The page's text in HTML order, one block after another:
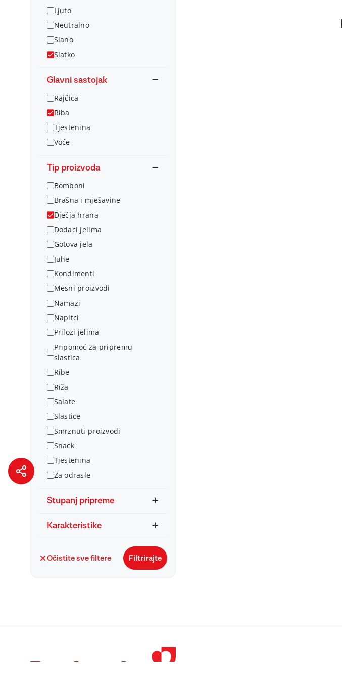
Ljuto
Neutralno
Slano
Slatko
Glavni sastojak
Rajčica
Riba
Tjestenina
Voće
Tip proizvoda
Bomboni
Brašna i mješavine
Dječja hrana
Dodaci jelima
Gotova jela
Juhe
Kondimenti
Mesni proizvodi
Namazi
Napitci
Prilozi jelima
Pripomoć za pripremu
slastica
Ribe
Riža
Salate
Slastice
Smrznuti proizvodi
Snack
Tjestenina
Za odrasle
Stupanj pripreme
Karakteristike
Očistite sve filtere Filtrirajte